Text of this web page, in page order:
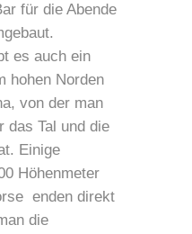
für die Abende
es auch ein
hohen Norden
von der man
das Tal und die
Einige
Höhenmeter
 enden direkt
die